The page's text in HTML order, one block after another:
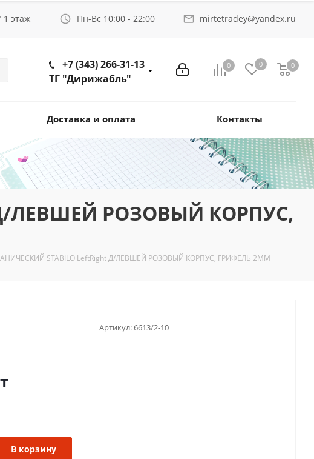
1 этаж Пн-Вс 10:00 - 22:00 mirtetradey@yandex.ru
0 0 0
+7 (343) 266-31-13
ТГ "Дирижабль"
Доставка и оплата Контакты
ЛЕВШЕЙ РОЗОВЫЙ КОРПУС,
STABILO LeftRight Д/ЛЕВШЕЙ РОЗОВЫЙ КОРПУС, ГРИФЕЛЬ 2ММ
Артикул:6613/2-10
В корзину